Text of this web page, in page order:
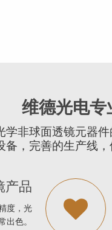
维德光电专
非球面透镜元器
备，完善的生产线
产品
度，光
出色。